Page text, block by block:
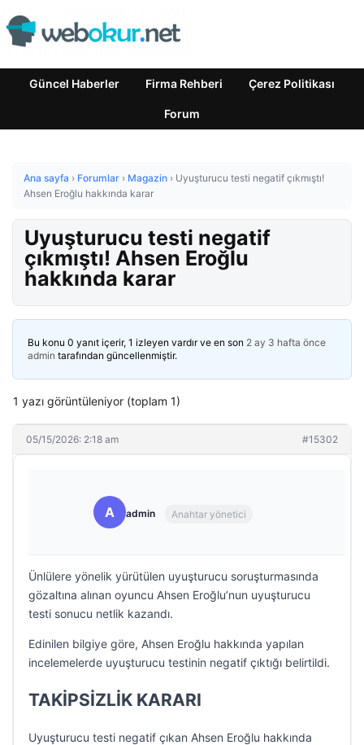
Güncel Haberler Firma Rehberi Çerez Politikası
Forum
Ana sayfa › Forumlar › Magazin › Uyuşturucu testi negatif çıkmıştı!
Ahsen Eroğlu hakkında karar
Uyuşturucu testi negatif
çıkmıştı! Ahsen Eroğlu
hakkında karar
Bu konu 0 yanıt içerir, 1 izleyen vardır ve en son 2 ay 3 hafta önce
admin tarafından güncellenmiştir.
1 yazı görüntüleniyor (toplam 1)
05/15/2026: 2:18 am #15302
A admin Anahtar yönetici
Ünlülere yönelik yürütülen uyuşturucu soruşturmasında
gözaltına alınan oyuncu Ahsen Eroğlu’nun uyuşturucu
testi sonucu netlik kazandı.
Edinilen bilgiye göre, Ahsen Eroğlu hakkında yapılan
incelemelerde uyuşturucu testinin negatif çıktığı belirtildi.
TAKİPSİZLİK KARARI
Uyuşturucu testi negatif çıkan Ahsen Eroğlu hakkında